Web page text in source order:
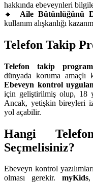
hakkında ebeveynleri
🔹 Aile Bütünlüğünü
kullanım alışkanlığı
Telefon Takip
Telefon takip
dünyada koruma amaçlı
Ebeveyn kontrol
için geliştirilmiş olup, 18
Ancak, yetişkin bireyleri
yol açabilir.
Hangi
Seçmelisiniz?
Ebeveyn kontrol
olması gerekir. myKids,